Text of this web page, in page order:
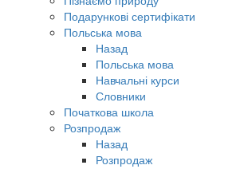
Подарункові сертифікати
Польська мова
Назад
Польська мова
Навчальні курси
Словники
Початкова школа
Розпродаж
Назад
Розпродаж